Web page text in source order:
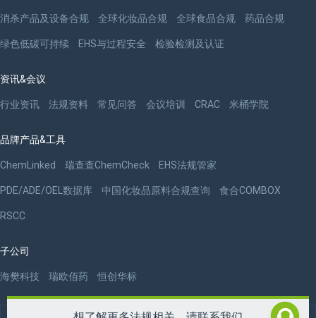
消杀产品及设备合规 全球化妆品合规 全球食品合规 药品合规
绿色低碳可持续 EHS与过程安全 检验检测及认证
资讯&会议
行业资讯 法规资料 常见问答 会议培训 CRAC 米桶学院
品牌产品&工具
ChemLinked 瑞查查ChemCheck EHS法规管家
PDE/ADE/OEL数据库 中国化妆品原料合规查询 食合COMBOX
RSCC
子公司
海樊科技 瑞欧佰药 恒创华标
版权 ©2009-2026 杭州瑞欧科技有限公司